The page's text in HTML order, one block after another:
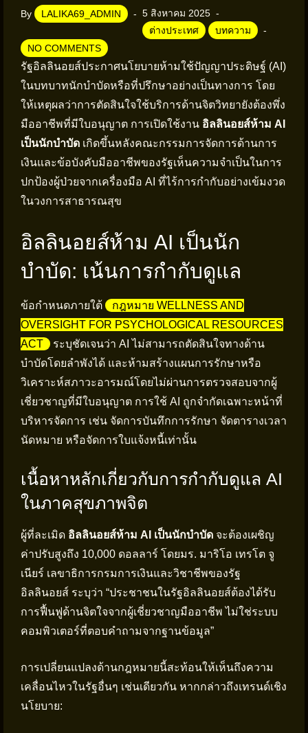
By LALIKA69_ADMIN
5 สิงหาคม 2025
ต่างประเทศ
บทความ
NO COMMENTS
รัฐอิลลินอยส์ประกาศนโยบายห้ามใช้ปัญญาประดิษฐ์ (AI)
ในบทบาทนักบำบัดหรือที่ปรึกษาอย่างเป็นทางการ โดย
ให้เหตุผลว่าการตัดสินใจใช้บริการด้านจิตวิทยายังต้องพึ่ง
มืออาชีพที่มีใบอนุญาต การเปิดใช้งาน อิลลินอยส์ห้าม AI
เป็นนักบำบัด เกิดขึ้นหลังคณะกรรมการจัดการด้านการ
เงินและข้อบังคับมืออาชีพของรัฐเห็นความจำเป็นในการ
ปกป้องผู้ป่วยจากเครื่องมือ AI ที่ไร้การกำกับอย่างเข้มงวด
ในวงการสาธารณสุข
อิลลินอยส์ห้าม AI เป็นนัก
บำบัด: เน้นการกำกับดูแล
ข้อกำหนดภายใต้
กฎหมาย WELLNESS AND
OVERSIGHT FOR PSYCHOLOGICAL RESOURCES
ACT
ระบุชัดเจนว่า AI ไม่สามารถตัดสินใจทางด้าน
บำบัดโดยลำพังได้ และห้ามสร้างแผนการรักษาหรือ
วิเคราะห์สภาวะอารมณ์โดยไม่ผ่านการตรวจสอบจากผู้
เชี่ยวชาญที่มีใบอนุญาต การใช้ AI ถูกจำกัดเฉพาะหน้าที่
บริหารจัดการ เช่น จัดการบันทึกการรักษา จัดตารางเวลา
นัดหมาย หรือจัดการใบแจ้งหนี้เท่านั้น
เนื้อหาหลักเกี่ยวกับการกำกับดูแล AI
ในภาคสุขภาพจิต
ผู้ที่ละเมิด อิลลินอยส์ห้าม AI เป็นนักบำบัด จะต้องเผชิญ
ค่าปรับสูงถึง 10,000 ดอลลาร์ โดยมร. มาริโอ เทรโต จู
เนียร์ เลขาธิการกรมการเงินและวิชาชีพของรัฐ
อิลลินอยส์ ระบุว่า “ประชาชนในรัฐอิลลินอยส์ต้องได้รับ
การฟื้นฟูด้านจิตใจจากผู้เชี่ยวชาญมืออาชีพ ไม่ใช่ระบบ
คอมพิวเตอร์ที่ตอบคำถามจากฐานข้อมูล”
การเปลี่ยนแปลงด้านกฎหมายนี้สะท้อนให้เห็นถึงความ
เคลื่อนไหวในรัฐอื่นๆ เช่นเดียวกัน หากกล่าวถึงเทรนด์เชิง
นโยบาย: